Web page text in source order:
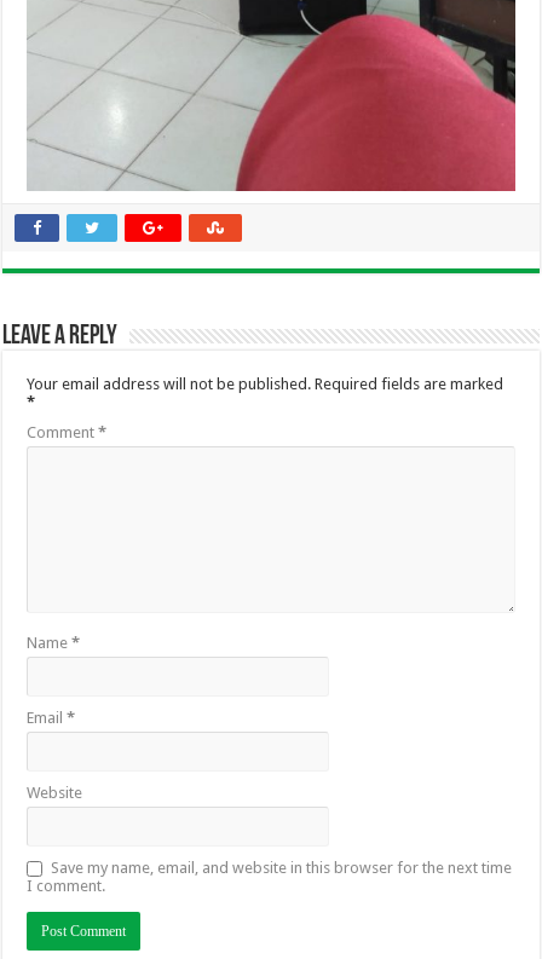
Leave a Reply
Your email address will not be published. Required fields are marked
*
Comment*
Name*
Email*
Website
Save my name, email, and website in this browser for the next time
I comment.